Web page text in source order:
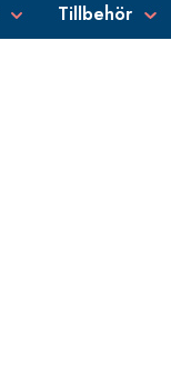
Tillbehör